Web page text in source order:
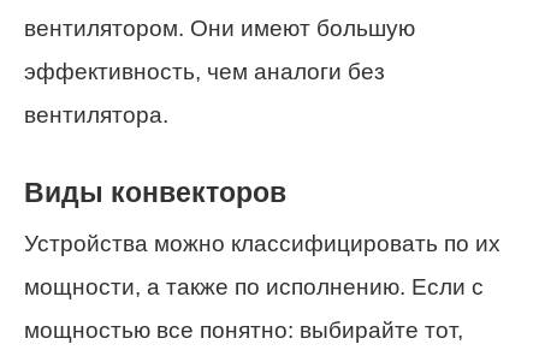
вентилятором. Они имеют большую
эффективность, чем аналоги без
вентилятора.
Виды конвекторов
Устройства можно классифицировать по их
мощности, а также по исполнению. Если с
мощностью все понятно: выбирайте тот,